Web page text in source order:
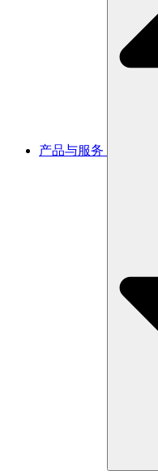
产品与服务